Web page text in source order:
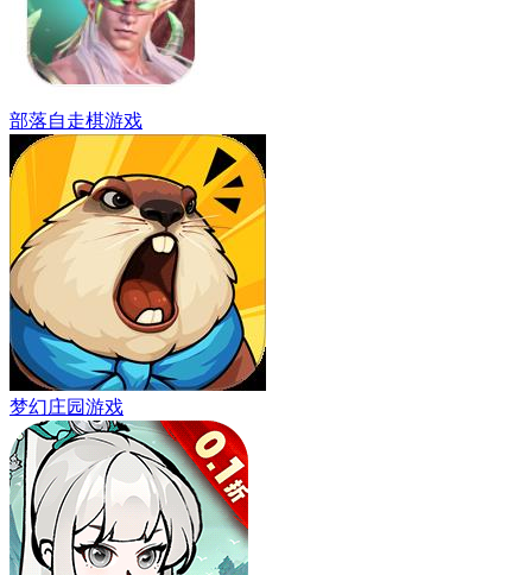
部落自走棋游戏
梦幻庄园游戏